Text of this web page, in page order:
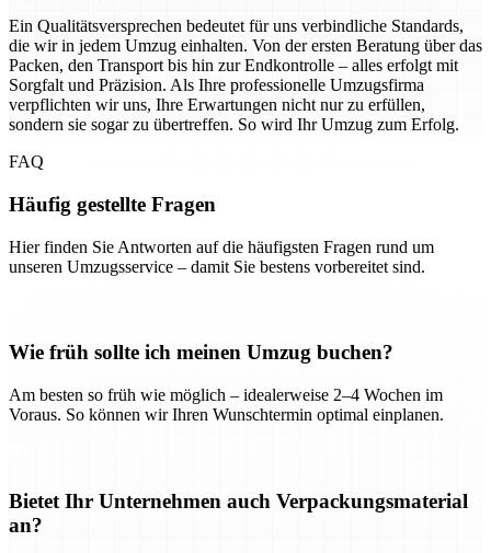
Ein Qualitätsversprechen bedeutet für uns verbindliche Standards,
die wir in jedem Umzug einhalten. Von der ersten Beratung über das
Packen, den Transport bis hin zur Endkontrolle – alles erfolgt mit
Sorgfalt und Präzision. Als Ihre professionelle Umzugsfirma
verpflichten wir uns, Ihre Erwartungen nicht nur zu erfüllen,
sondern sie sogar zu übertreffen. So wird Ihr Umzug zum Erfolg.
FAQ
Häufig gestellte Fragen
Hier finden Sie Antworten auf die häufigsten Fragen rund um
unseren Umzugsservice – damit Sie bestens vorbereitet sind.
Wie früh sollte ich meinen Umzug buchen?
Am besten so früh wie möglich – idealerweise 2–4 Wochen im
Voraus. So können wir Ihren Wunschtermin optimal einplanen.
Bietet Ihr Unternehmen auch Verpackungsmaterial
an?